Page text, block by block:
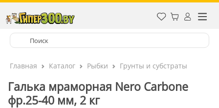
Главная Каталог Рыбки Грунты и субстраты
Галька мраморная Nero Carbone
фр.25-40 мм, 2 кг